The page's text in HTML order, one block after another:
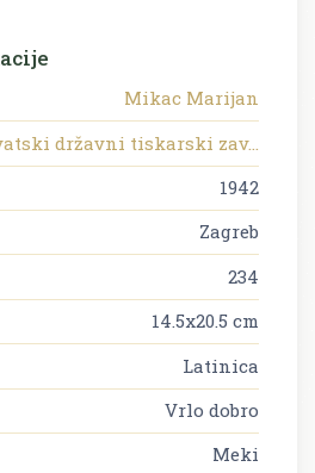
Mikac Marijan
državni tiskarski zav...
1942
Zagreb
234
14.5x20.5 cm
Latinica
Vrlo dobro
Meki